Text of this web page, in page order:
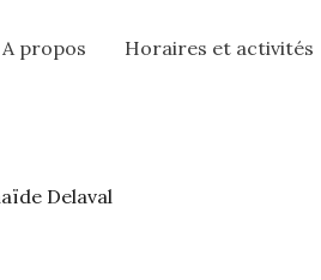
A propos Horaires et activités
Delaval